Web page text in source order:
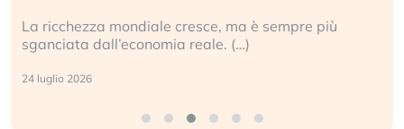
La ricchezza mondiale cresce, ma è sempre più
sganciata dall’economia reale. (…)
24 luglio 2026